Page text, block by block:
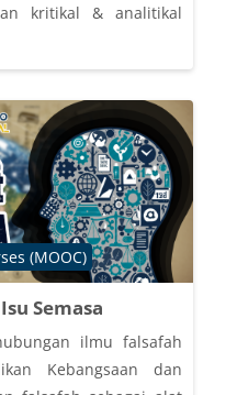
kritikal & analitikal
Semasa
(MOOC)
ilmu falsafah
Kebangsaan dan